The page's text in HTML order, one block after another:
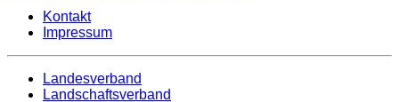
Kontakt
Impressum
Landesverband
Landschaftsverband